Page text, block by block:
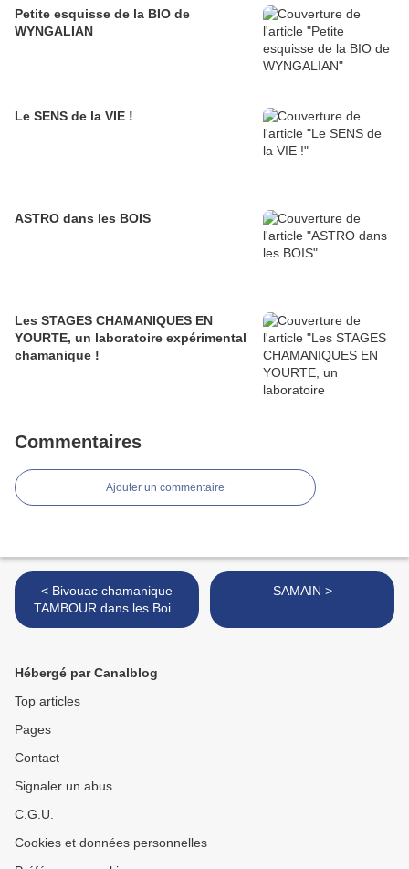
Petite esquisse de la BIO de
WYNGALIAN
Le SENS de la VIE !
ASTRO dans les BOIS
Les STAGES CHAMANIQUES EN
YOURTE, un laboratoire expérimental
chamanique !
Commentaires
Ajouter un commentaire
< Bivouac chamanique
TAMBOUR dans les Bois,
dernier des feux de l'été.
SAMAIN >
Hébergé par Canalblog
Top articles
Pages
Contact
Signaler un abus
C.G.U.
Cookies et données personnelles